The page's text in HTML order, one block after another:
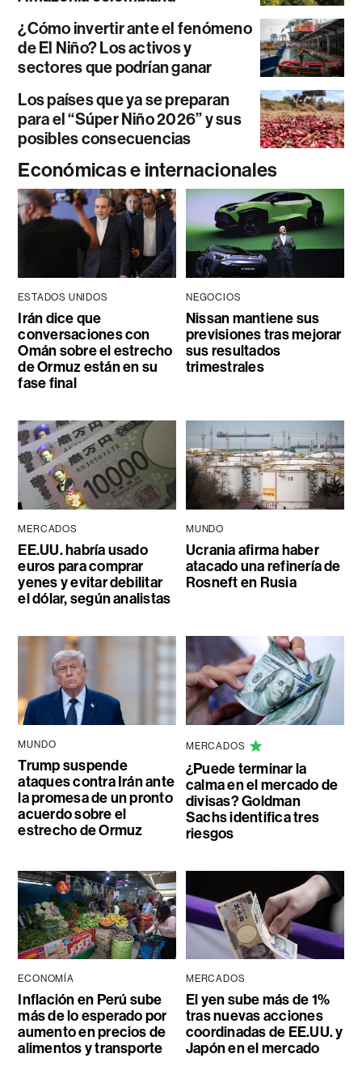
¿Cómo invertir ante el fenómeno
de El Niño? Los activos y
sectores que podrían ganar
Los países que ya se preparan
para el “Súper Niño 2026” y sus
posibles consecuencias
Económicas e internacionales
ESTADOS UNIDOS
Irán dice que
conversaciones con
Omán sobre el estrecho
de Ormuz están en su
fase final
NEGOCIOS
Nissan mantiene sus
previsiones tras mejorar
sus resultados
trimestrales
MERCADOS
EE.UU. habría usado
euros para comprar
yenes y evitar debilitar
el dólar, según analistas
MUNDO
Ucrania afirma haber
atacado una refinería de
Rosneft en Rusia
MUNDO
Trump suspende
ataques contra Irán ante
la promesa de un pronto
acuerdo sobre el
estrecho de Ormuz
MERCADOS
¿Puede terminar la
calma en el mercado de
divisas? Goldman
Sachs identifica tres
riesgos
ECONOMÍA
Inflación en Perú sube
más de lo esperado por
aumento en precios de
alimentos y transporte
MERCADOS
El yen sube más de 1%
tras nuevas acciones
coordinadas de EE.UU. y
Japón en el mercado